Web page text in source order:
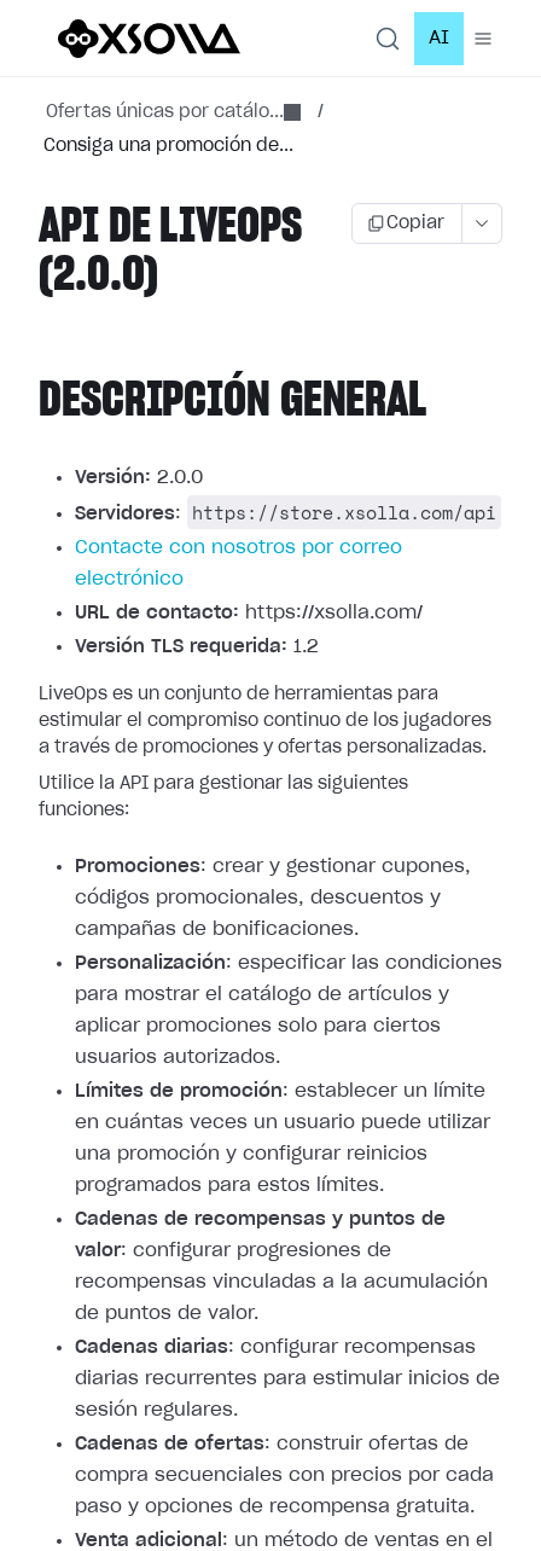
AI
Ofertas únicas por catálo...
/
Consiga una promoción de...
API DE LIVEOPS
(2.0.0)
Copiar
DESCRIPCIÓN GENERAL
Versión: 2.0.0
Servidores: https://store.xsolla.com/api
Contacte con nosotros por correo
electrónico
URL de contacto: https://xsolla.com/
Versión TLS requerida: 1.2
LiveOps es un conjunto de herramientas para
estimular el compromiso continuo de los jugadores
a través de promociones y ofertas personalizadas.
Utilice la API para gestionar las siguientes
funciones:
Promociones: crear y gestionar cupones,
códigos promocionales, descuentos y
campañas de bonificaciones.
Personalización: especificar las condiciones
para mostrar el catálogo de artículos y
aplicar promociones solo para ciertos
usuarios autorizados.
Límites de promoción: establecer un límite
en cuántas veces un usuario puede utilizar
una promoción y configurar reinicios
programados para estos límites.
Cadenas de recompensas y puntos de
valor: configurar progresiones de
recompensas vinculadas a la acumulación
de puntos de valor.
Cadenas diarias: configurar recompensas
diarias recurrentes para estimular inicios de
sesión regulares.
Cadenas de ofertas: construir ofertas de
compra secuenciales con precios por cada
paso y opciones de recompensa gratuita.
Venta adicional : un método de ventas en el